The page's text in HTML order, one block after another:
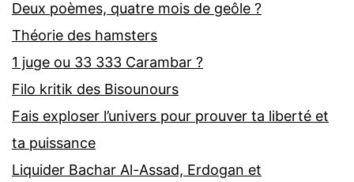
Deux poèmes, quatre mois de geôle ?
Théorie des hamsters
1 juge ou 33 333 Carambar ?
Filo kritik des Bisounours
Fais exploser l’univers pour prouver ta liberté et
ta puissance
Liquider Bachar Al-Assad, Erdogan et